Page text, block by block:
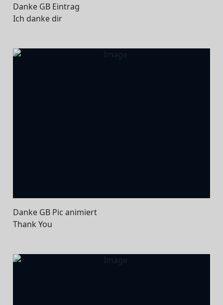
Danke GB Eintrag
Ich danke dir
Danke GB Pic animiert
Thank You